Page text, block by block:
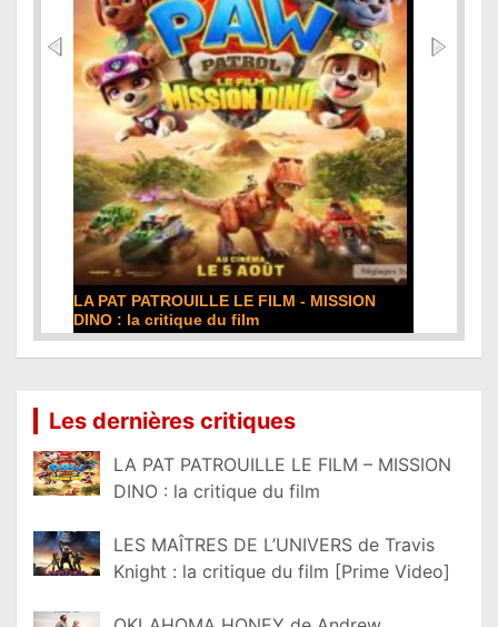
LA PAT PATROUILLE LE FILM - MISSION
DINO : la critique du film
Les dernières critiques
LA PAT PATROUILLE LE FILM – MISSION
DINO : la critique du film
LES MAÎTRES DE L’UNIVERS de Travis
Knight : la critique du film [Prime Video]